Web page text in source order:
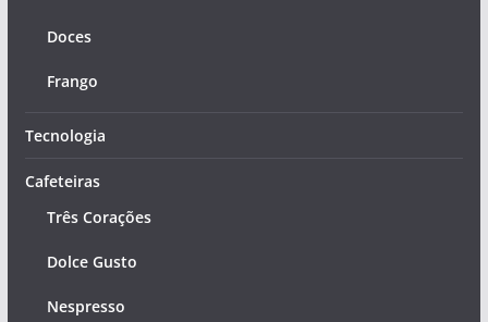
Doces
Frango
Tecnologia
Cafeteiras
Três Corações
Dolce Gusto
Nespresso